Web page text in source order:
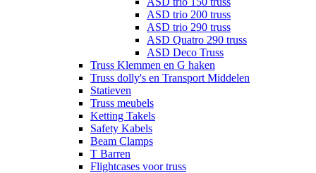
ASD trio 200 truss
ASD trio 290 truss
ASD Quatro 290 truss
ASD Deco Truss
Truss Klemmen en G haken
Truss dolly's en Transport Middelen
Statieven
Truss meubels
Ketting Takels
Safety Kabels
Beam Clamps
T Barren
Flightcases voor truss